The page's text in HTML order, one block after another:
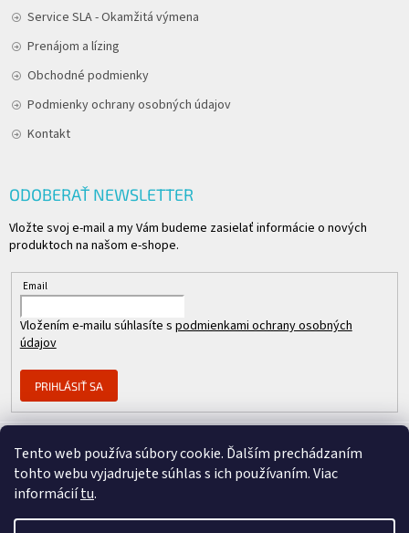
Tento web používa súbory cookie. Ďalším prechádzaním
tohto webu vyjadrujete súhlas s ich používaním. Viac
informáciítu.
Service SLA - Okamžitá výmena
Prenájom a lízing
Obchodné podmienky
Podmienky ochrany osobných údajov
Kontakt
ODOBERAŤ NEWSLETTER
Vložte svoj e-mail a my Vám budeme zasielať informácie o nových
produktoch na našom e-shope.
Email
Vložením e-mailu súhlasíte s podmienkami ochrany osobných
údajov
PRIHLÁSIŤ SA
Člen skupiny